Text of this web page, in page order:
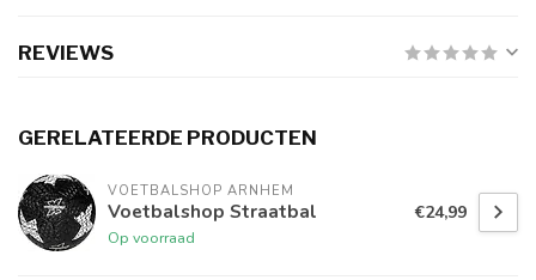
REVIEWS
GERELATEERDE PRODUCTEN
VOETBALSHOP ARNHEM
Voetbalshop Straatbal
Op voorraad
€24,99